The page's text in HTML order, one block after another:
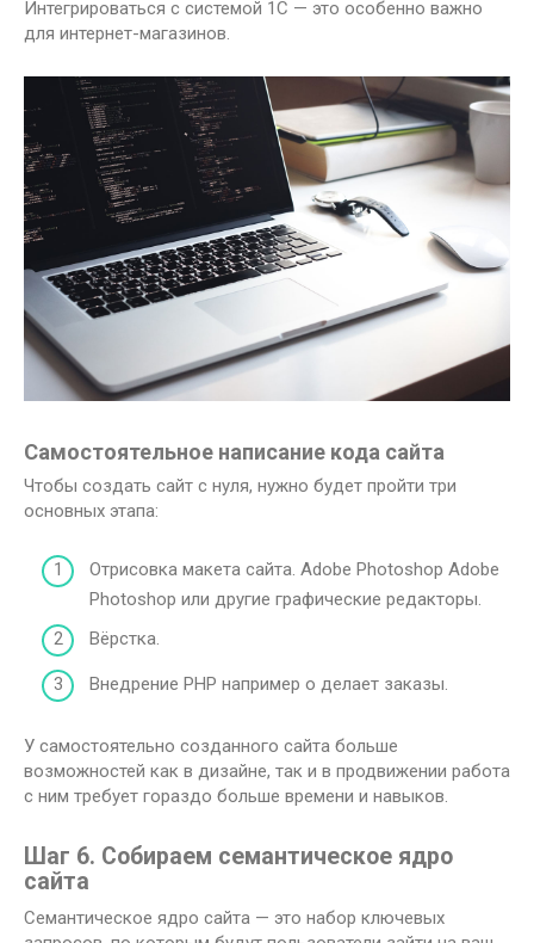
Интегрироваться с системой 1С — это особенно важно
для интернет-магазинов.
Самостоятельное написание кода сайта
Чтобы создать сайт с нуля, нужно будет пройти три
основных этапа:
Отрисовка макета сайта. Adobe Photoshop Adobe
Photoshop или другие графические редакторы.
Вёрстка.
Внедрение PHP например о делает заказы.
У самостоятельно созданного сайта больше
возможностей как в дизайне, так и в продвижении работа
с ним требует гораздо больше времени и навыков.
Шаг 6. Собираем семантическое ядро
сайта
Семантическое ядро ​​сайта — это набор ключевых